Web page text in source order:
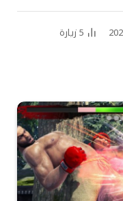
5زيارة